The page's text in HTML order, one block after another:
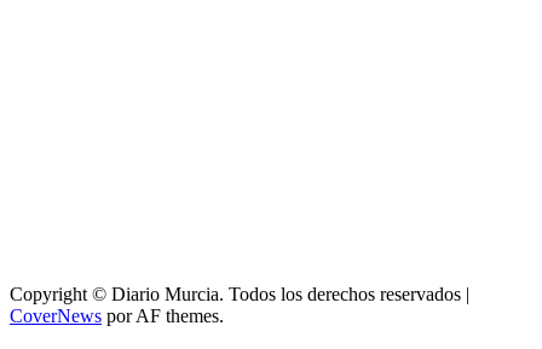
Copyright © Diario Murcia. Todos los derechos reservados |
CoverNews por AF themes.